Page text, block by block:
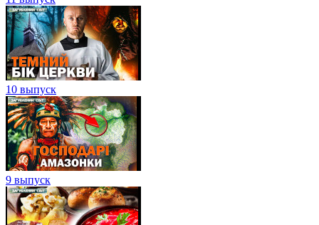
10 выпуск
9 выпуск